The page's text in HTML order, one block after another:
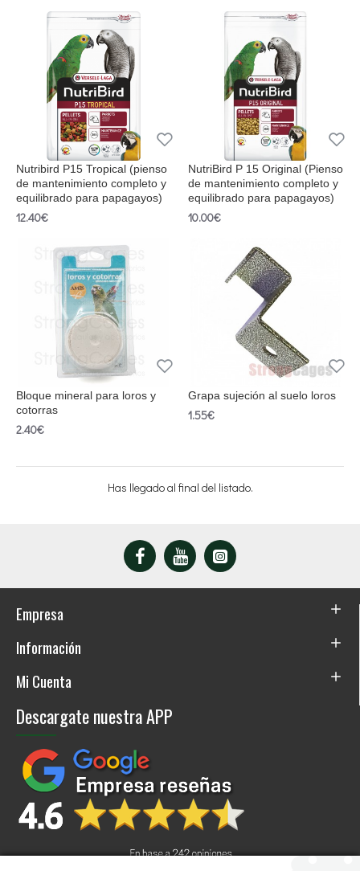
Nutribird P15 Tropical (pienso
de mantenimiento completo y
equilibrado para papagayos)
12.40€
NutriBird P 15 Original (Pienso
de mantenimiento completo y
equilibrado para papagayos)
10.00€
Bloque mineral para loros y
cotorras
2.40€
Grapa sujeción al suelo loros
1.55€
Has llegado al final del listado.
Empresa
Información
Mi Cuenta
Descargate nuestra APP